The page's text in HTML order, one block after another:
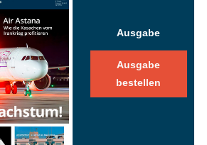
Ausgabe
Ausgabe
bestellen